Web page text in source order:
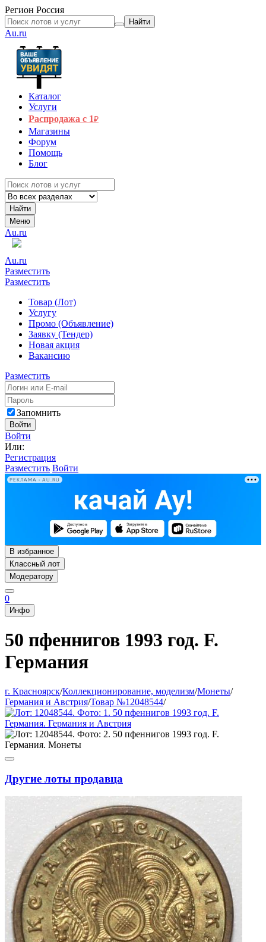
Регион Россия
Найти
Au.ru
Каталог
Услуги
Распродажа с 1₽
Магазины
Форум
Помощь
Блог
Найти
Меню
Au.ru
Au.ru
Разместить
Разместить
Товар (Лот)
Услугу
Промо (Объявление)
Заявку (Тендер)
Новая акция
Вакансию
Разместить
Запомнить
Войти
Войти
Или:
Регистрация
Разместить Войти
РЕКЛАМА • AU.RU
В избранное
Классный лот
Модератору
0
Инфо
50 пфеннигов 1993 год. F.
Германия
г. Красноярск/Коллекционирование, моделизм/Монеты/
Германия и Австрия/Товар №12048544/
Другие лоты продавца